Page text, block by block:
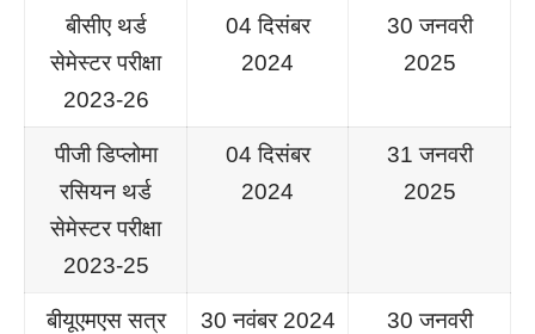
बीसीए थर्ड
सेमेस्टर परीक्षा
2023-26
04 दिसंबर
2024
30 जनवरी
2025
पीजी डिप्लोमा
रसियन थर्ड
सेमेस्टर परीक्षा
2023-25
04 दिसंबर
2024
31 जनवरी
2025
बीयूएमएस सत्र
30 नवंबर 2024
30 जनवरी